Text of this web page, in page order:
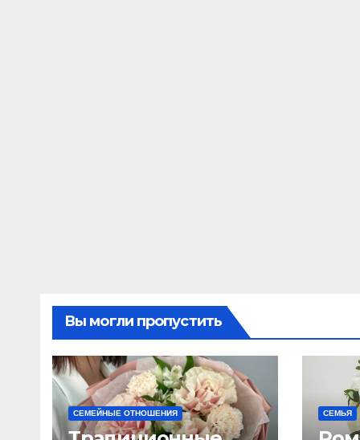
Вы могли пропустить
СЕМЕЙНЫЕ ОТНОШЕНИЯ СЕМЬЯ